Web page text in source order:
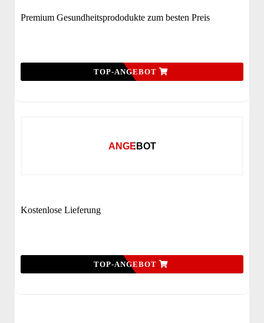
Premium Gesundheitsprododukte zum besten Preis
TOP-ANGEBOT
ANGEBOT
Kostenlose Lieferung
TOP-ANGEBOT